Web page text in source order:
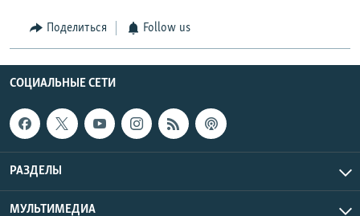
Поделиться Follow us
СОЦИАЛЬНЫЕ СЕТИ
РАЗДЕЛЫ
МУЛЬТИМЕДИА